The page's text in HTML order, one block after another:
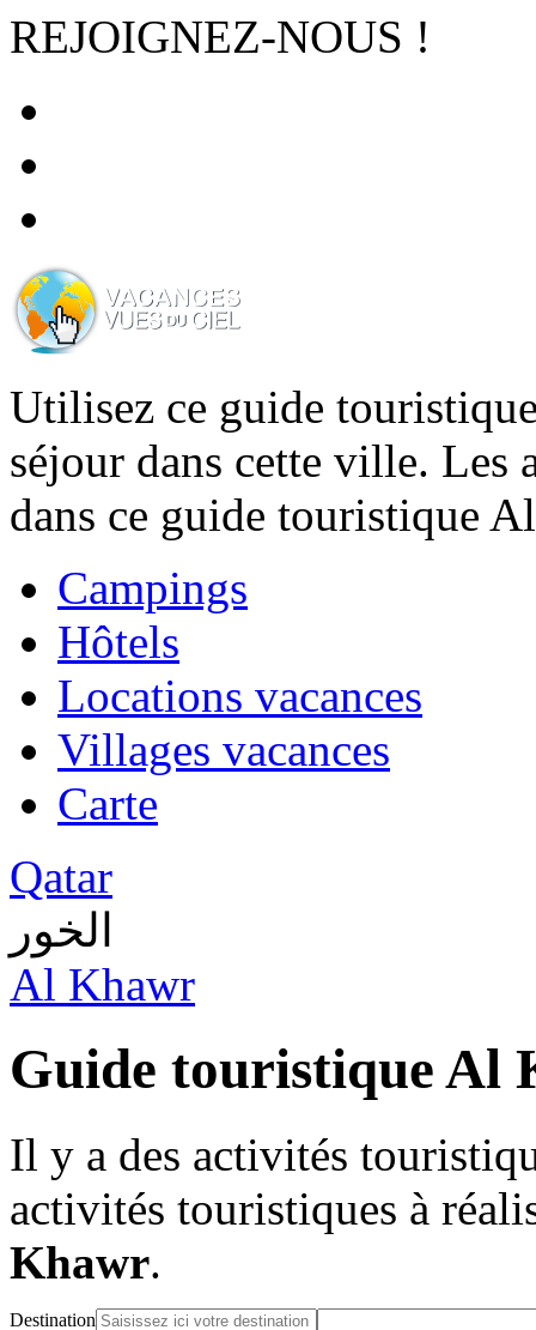
REJOIGNEZ-NOUS !
Utilisez ce guide
séjour dans cette ville. Les
dans ce guide touristique
Campings
Hôtels
Locations vacances
Villages vacances
Carte
Qatar
الخور
Al Khawr
Guide touristique Al
Il y a des activités
activités touristiques à
Khawr.
Destination